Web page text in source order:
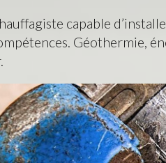
capable
Géothermie,